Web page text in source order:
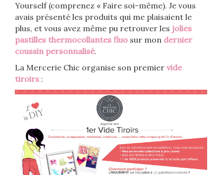
Yourself (comprenez « Faire soi-même). Je vous
avais présenté les produits qui me plaisaient le
plus, et vous avez même pu retrouver les jolies
pastilles thermocollantes fluo sur mon dernier
coussin personnalisé.
La Mercerie Chic organise son premier vide
tiroirs :